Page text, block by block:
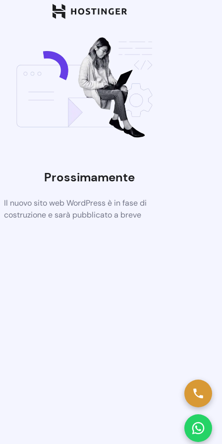
Prossimamente
Il nuovo sito web WordPress è in fase di
costruzione e sarà pubblicato a breve